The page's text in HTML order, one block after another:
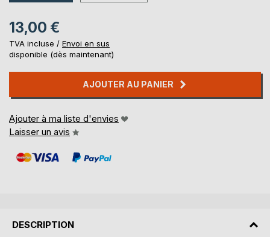
13,00 €
TVA incluse / Envoi en sus
disponible (dès maintenant)
AJOUTER AU PANIER
Ajouter à ma liste d'envies
Laisser un avis
DESCRIPTION